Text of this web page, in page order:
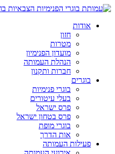
אודות
חזון
מטרות
מועדון הפנימיון
הנהלת העמותה
חברות ותקנון
בוגרים
בוגרי פנימיות
בעלי עיטורים
פרס ישראל
פרס בטחון ישראל
בוגרי מופת
אות הדרך
פעילות העמותה